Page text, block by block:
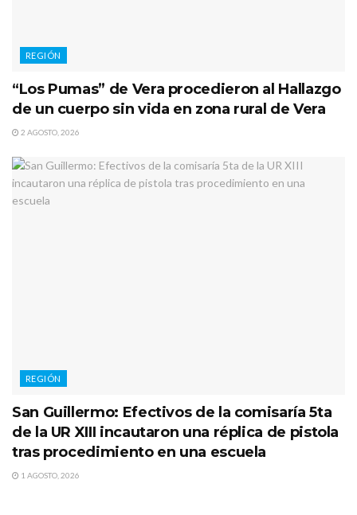
REGIÓN
“Los Pumas” de Vera procedieron al Hallazgo
de un cuerpo sin vida en zona rural de Vera
2 AGOSTO, 2026
REGIÓN
San Guillermo: Efectivos de la comisaría 5ta
de la UR XIII incautaron una réplica de pistola
tras procedimiento en una escuela
1 AGOSTO, 2026